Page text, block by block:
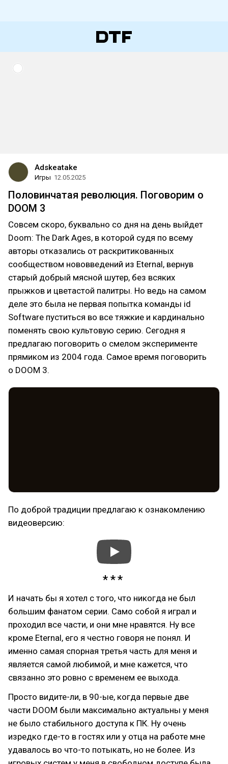
Adskeatake
Игры 12.05.2025
Половинчатая революция. Поговорим о
DOOM 3
Совсем скоро, буквально со дня на день выйдет
Doom: The Dark Ages, в которой судя по всему
авторы отказались от раскритикованных
сообществом нововведений из Eternal, вернув
старый добрый мясной шутер, без всяких
прыжков и цветастой палитры. Но ведь на самом
деле это была не первая попытка команды id
Software пуститься во все тяжкие и кардинально
поменять свою культовую серию. Сегодня я
предлагаю поговорить о смелом эксперименте
прямиком из 2004 года. Самое время поговорить
о DOOM 3.
По доброй традиции предлагаю к ознакомлению
видеоверсию:
И начать бы я хотел с того, что никогда не был
большим фанатом серии. Само собой я играл и
проходил все части, и они мне нравятся. Ну все
кроме Eternal, его я честно говоря не понял. И
именно самая спорная третья часть для меня и
является самой любимой, и мне кажется, что
связанно это ровно с временем ее выхода.
Просто видите-ли, в 90-ые, когда первые две
части DOOM были максимально актуальны у меня
не было стабильного доступа к ПК. Ну очень
изредко где-то в гостях или у отца на работе мне
удавалось во что-то потыкать, но не более. Из